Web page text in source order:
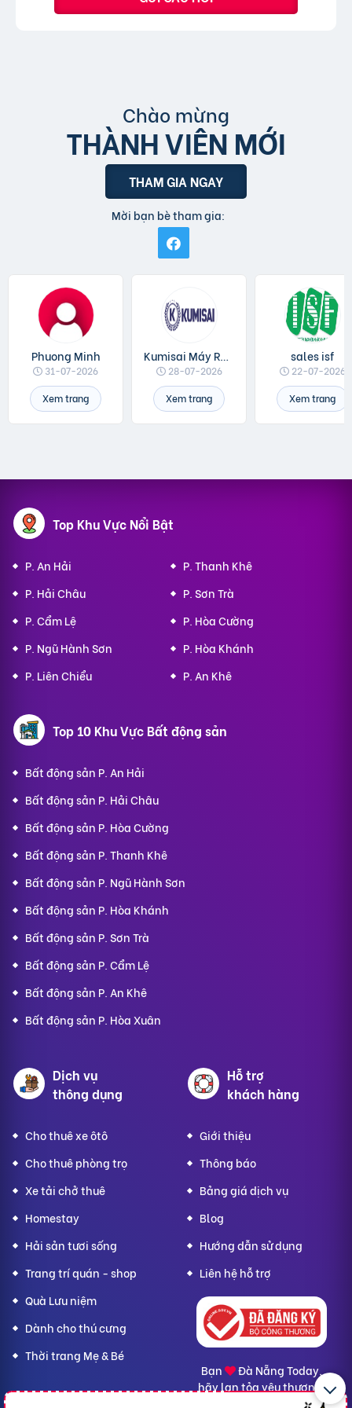
Chào mừng
THÀNH VIÊN MỚI
THAM GIA NGAY
Mời bạn bè tham gia:
Phuong Minh
31-07-2026
Xem trang
Kumisai Máy Rửa Xe
28-07-2026
Xem trang
sales isf
22-07-2026
Xem trang
Top Khu Vực Nổi Bật
P. An Hải
P. Thanh Khê
P. Hải Châu
P. Sơn Trà
P. Cẩm Lệ
P. Hòa Cường
P. Ngũ Hành Sơn
P. Hòa Khánh
P. Liên Chiểu
P. An Khê
Top 10 Khu Vực Bất động sản
Bất động sản P. An Hải
Bất động sản P. Hải Châu
Bất động sản P. Hòa Cường
Bất động sản P. Thanh Khê
Bất động sản P. Ngũ Hành Sơn
Bất động sản P. Hòa Khánh
Bất động sản P. Sơn Trà
Bất động sản P. Cẩm Lệ
Bất động sản P. An Khê
Bất động sản P. Hòa Xuân
Dịch vụ
thông dụng
Cho thuê xe ôtô
Cho thuê phòng trọ
Xe tải chở thuê
Homestay
Hải sản tươi sống
Trang trí quán - shop
Quà Lưu niệm
Dành cho thú cưng
Thời trang Mẹ & Bé
Hỗ trợ
khách hàng
Giới thiệu
Thông báo
Bảng giá dịch vụ
Blog
Hướng dẫn sử dụng
Liên hệ hỗ trợ
Bạn
Đà Nẵng Today,
hãy lan tỏa yêu thương!